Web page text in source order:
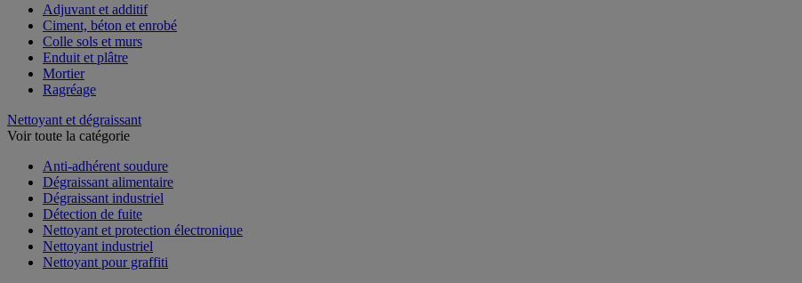
Adjuvant et additif
Ciment, béton et enrobé
Colle sols et murs
Enduit et plâtre
Mortier
Ragréage
Nettoyant et dégraissant
Voir toute la catégorie
Anti-adhérent soudure
Dégraissant alimentaire
Dégraissant industriel
Détection de fuite
Nettoyant et protection électronique
Nettoyant industriel
Nettoyant pour graffiti